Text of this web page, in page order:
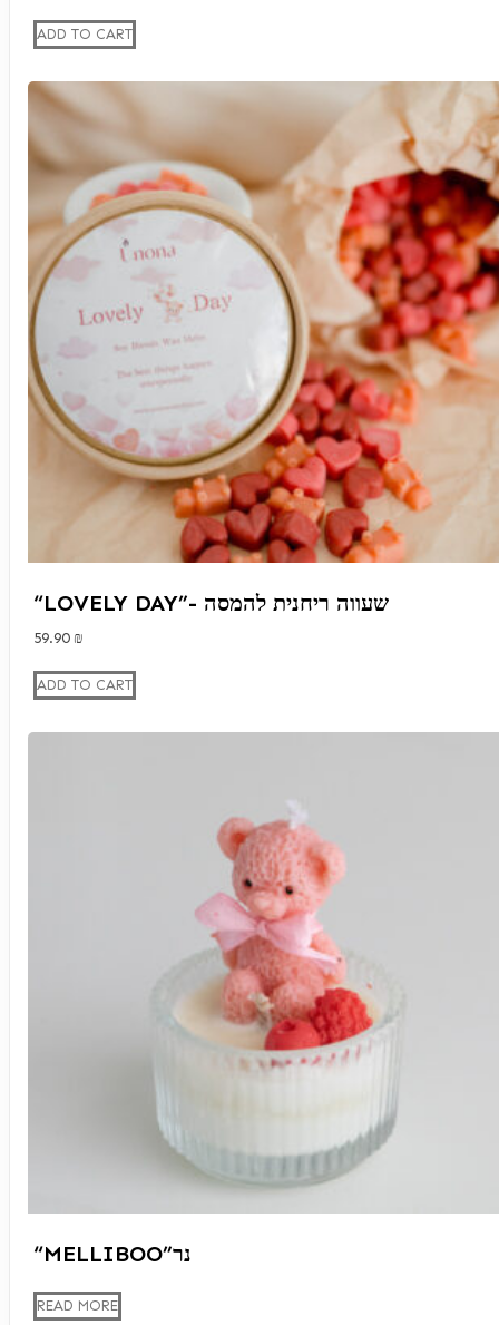
ADD TO CART
“LOVELY DAY”- שעווה ריחנית להמסה
59.90 ₪
ADD TO CART
“MELLIBOO”נר
READ MORE